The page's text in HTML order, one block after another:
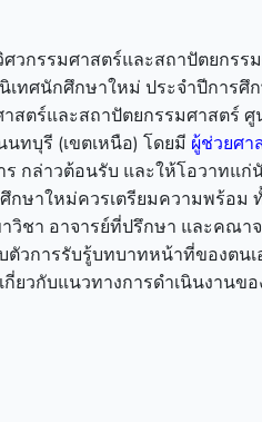
กรรมศาสตร์และสถาปัตยกรร
ทศนักศึกษาใหม่ ประจำปีการศึ
ตร์และสถาปัตยกรรมศาสตร์ ศู
ทบุรี (เขตเหนือ) โดยมี ผู้ช่วยศ
ร กล่าวต้อนรับ และให้โอวาทแ
ษาใหม่ควรเตรียมความพร้อม
ชา อาจารย์ที่ปรึกษา และคณา
วการรับรู้บทบาทหน้าที่ของตน
เกี่ยวกับแนวทางการดำเนินงานข